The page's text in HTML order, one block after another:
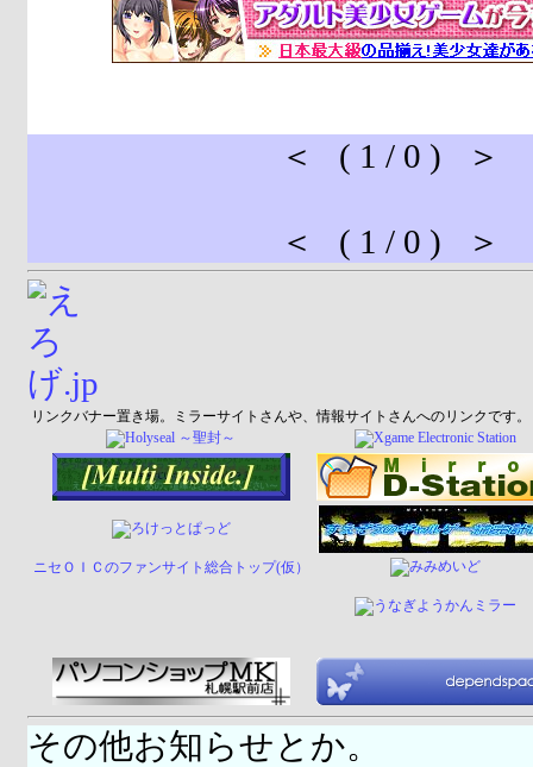
＜ ( 1 / 0 ) ＞
＜ ( 1 / 0 ) ＞
リンクバナー置き場。ミラーサイトさんや、情報サイトさんへのリンクです。
ニセＯＩＣのファンサイト総合トップ(仮）
その他お知らせとか。